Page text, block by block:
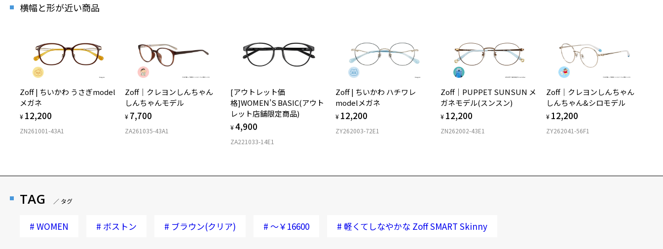
横幅と形が近い商品
Zoff | ちいかわ うさぎmodel
メガネ
¥ 12,200
ZN261001-43A1
Zoff｜クレヨンしんちゃん
しんちゃんモデル
¥ 7,700
ZA261035-43A1
[アウトレット価
格]WOMEN’S BASIC(アウト
レット店舗限定商品)
¥4,900
ZA221033-14E1
Zoff | ちいかわ ハチワレ
modelメガネ
¥ 12,200
ZY262003-72E1
Zoff｜PUPPET SUNSUN メ
ガネモデル(スンスン)
¥ 12,200
ZN262002-43E1
Zoff｜クレヨンしんちゃん
しんちゃん&シロモデル
¥ 12,200
ZY262041-56F1
TAG ／ タグ
# WOMEN # ボストン # ブラウン(クリア) # ～￥16600 # 軽くてしなやかな Zoff SMART Skinny